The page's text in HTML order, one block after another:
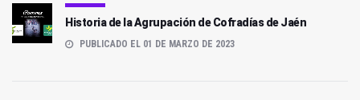
Historia de la Agrupación de Cofradías de Jaén
PUBLICADO EL 01 DE MARZO DE 2023